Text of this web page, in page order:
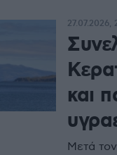
και
Μετά
27.07.2026,